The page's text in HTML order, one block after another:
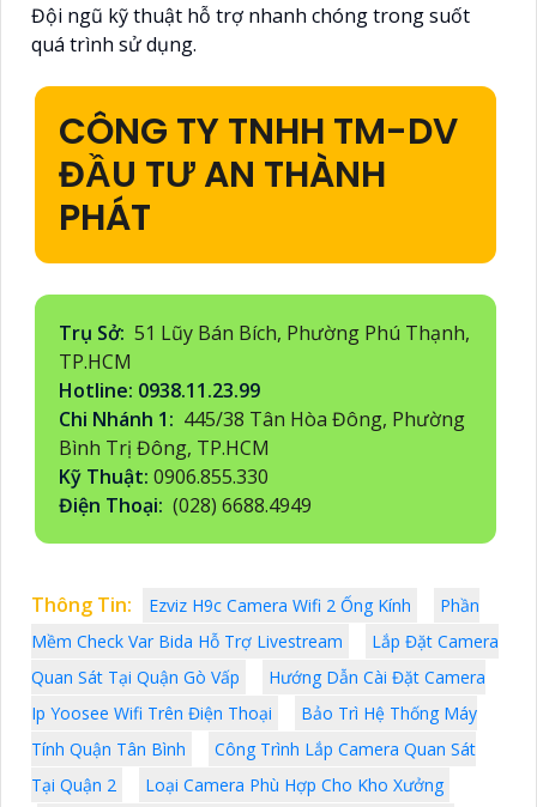
Đội ngũ kỹ thuật hỗ trợ nhanh chóng trong suốt
quá trình sử dụng.
CÔNG TY TNHH TM-DV
ĐẦU TƯ AN THÀNH
PHÁT
Trụ Sở: 51 Lũy Bán Bích, Phường Phú Thạnh,
TP.HCM
Hotline: 0938.11.23.99
Chi Nhánh 1: 445/38 Tân Hòa Đông, Phường
Bình Trị Đông, TP.HCM
Kỹ Thuật: 0906.855.330
Điện Thoại: (028) 6688.4949
Thông Tin: Ezviz H9c Camera Wifi 2 Ống Kính
Phần
Mềm Check Var Bida Hỗ Trợ Livestream
Lắp Đặt Camera
Quan Sát Tại Quận Gò Vấp
Hướng Dẫn Cài Đặt Camera
Ip Yoosee Wifi Trên Điện Thoại
Bảo Trì Hệ Thống Máy
Tính Quận Tân Bình
Công Trình Lắp Camera Quan Sát
Tại Quận 2
Loại Camera Phù Hợp Cho Kho Xưởng